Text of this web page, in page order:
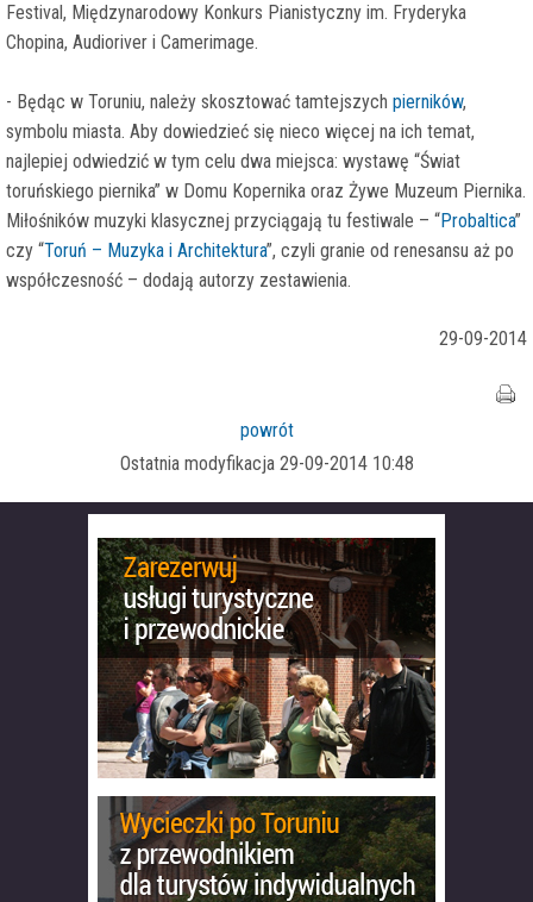
Festival, Międzynarodowy Konkurs Pianistyczny im. Fryderyka
Chopina, Audioriver i Camerimage.
- Będąc w Toruniu, należy skosztować tamtejszych pierników,
symbolu miasta. Aby dowiedzieć się nieco więcej na ich temat,
najlepiej odwiedzić w tym celu dwa miejsca: wystawę “Świat
toruńskiego piernika” w Domu Kopernika oraz Żywe Muzeum Piernika.
Miłośników muzyki klasycznej przyciągają tu festiwale – “Probaltica”
czy “Toruń – Muzyka i Architektura”, czyli granie od renesansu aż po
współczesność – dodają autorzy zestawienia.
29-09-2014
powrót
Ostatnia modyfikacja 29-09-2014 10:48